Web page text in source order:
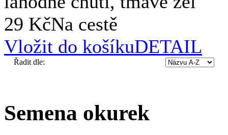
29 KčNa cestě
Vložit do košíkuDETAIL
Řadit dle:
Semena okurek